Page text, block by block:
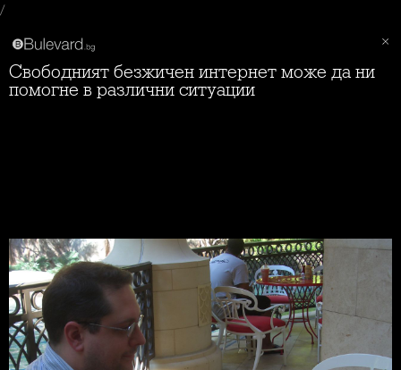
/
Свободният безжичен интернет може да ни
помогне в различни ситуации